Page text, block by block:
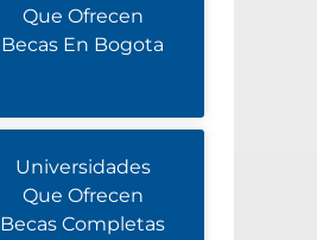
Que Ofrecen
Becas En Bogota
Universidades
Que Ofrecen
Becas Completas